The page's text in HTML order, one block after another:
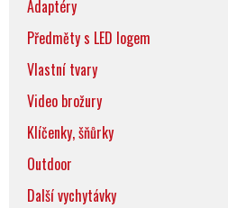
Adaptéry
Předměty s LED logem
Vlastní tvary
Video brožury
Klíčenky, šňůrky
Outdoor
Další vychytávky